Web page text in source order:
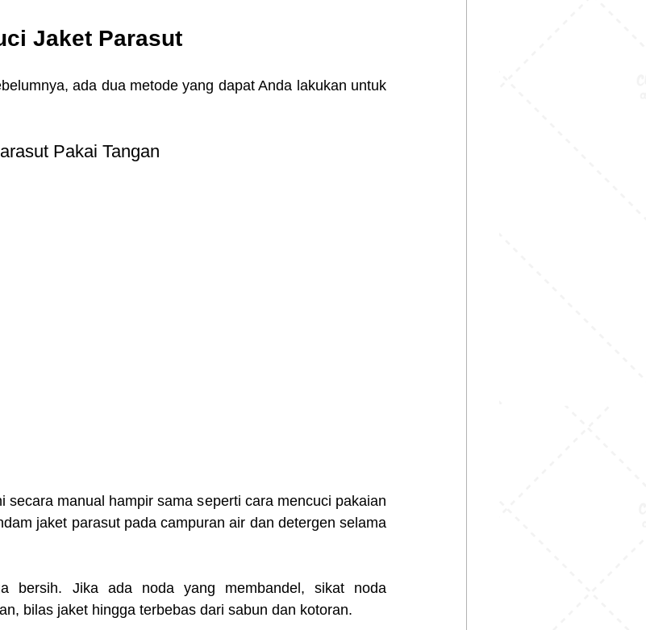
Jaket Parasut
ada dua metode yang dapat Anda lakukan untuk
Pakai Tangan
secara manual hampir sama seperti cara mencuci pakaian
jaket parasut pada campuran air dan detergen selama
bersih. Jika ada noda yang membandel, sikat noda
bilas jaket hingga terbebas dari sabun dan kotoran.